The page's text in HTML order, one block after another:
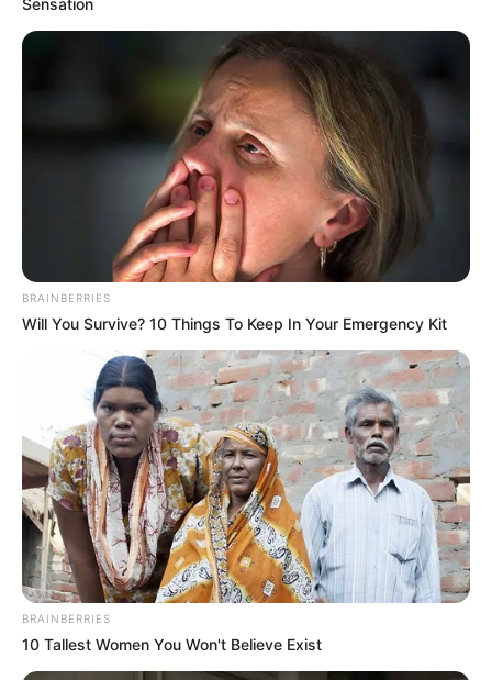
hétköznapra, hanem hétvégére szervezik. Jelenleg
még nem dőlt el véglegesen, hogy
május 9-én
kerül sor a történelmi pillanatra.
BRAINBERRIES
Will You Survive? 10 Things To Keep In Your Emergency Kit
BRAINBERRIES
10 Tallest Women You Won't Believe Exist